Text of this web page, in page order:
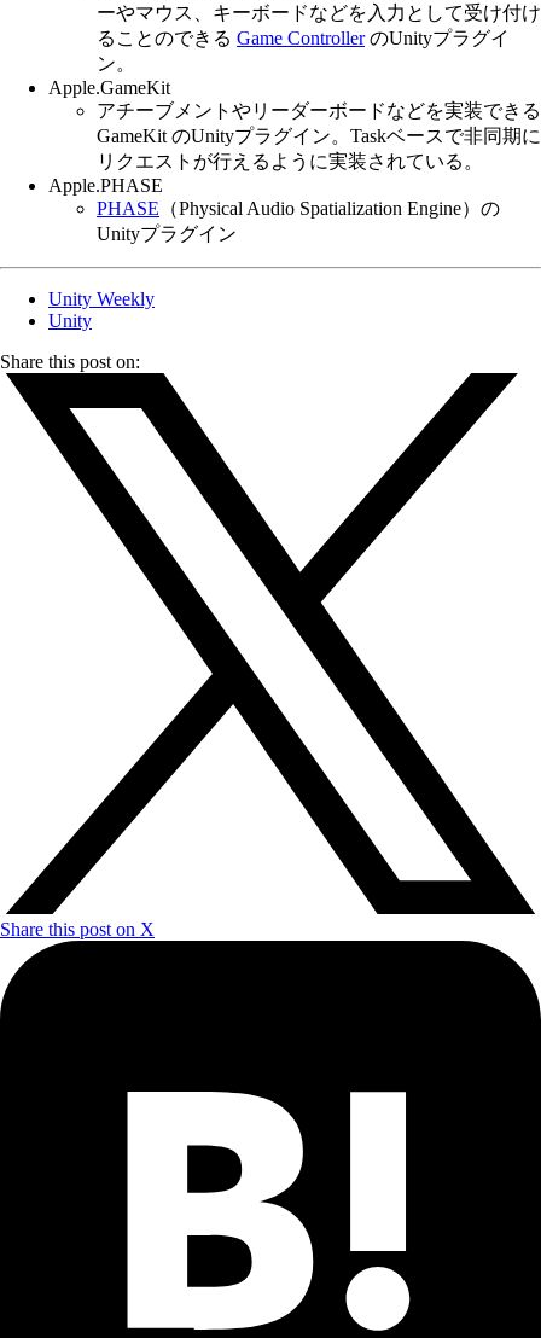
ーやマウス、キーボードなどを入力として受け付け
ることのできる Game ControllerのUnityプラグイ
ン。
Apple.GameKit
アチーブメントやリーダーボードなどを実装できる
GameKit のUnityプラグイン。Taskベースで非同期に
リクエストが行えるように実装されている。
Apple.PHASE
PHASE （Physical Audio Spatialization Engine）の
Unityプラグイン
Unity Weekly
Unity
Share this post on:
Share this post on X